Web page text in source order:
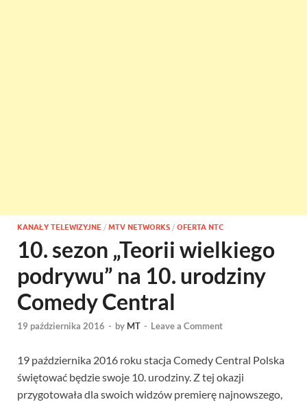
KANAŁY TELEWIZYJNE / MTV NETWORKS / OFERTA NTC
10. sezon „Teorii wielkiego
podrywu” na 10. urodziny
Comedy Central
19 października 2016 - by MT - Leave a Comment
19 października 2016 roku stacja Comedy Central Polska
świętować będzie swoje 10. urodziny. Z tej okazji
przygotowała dla swoich widzów premierę najnowszego,